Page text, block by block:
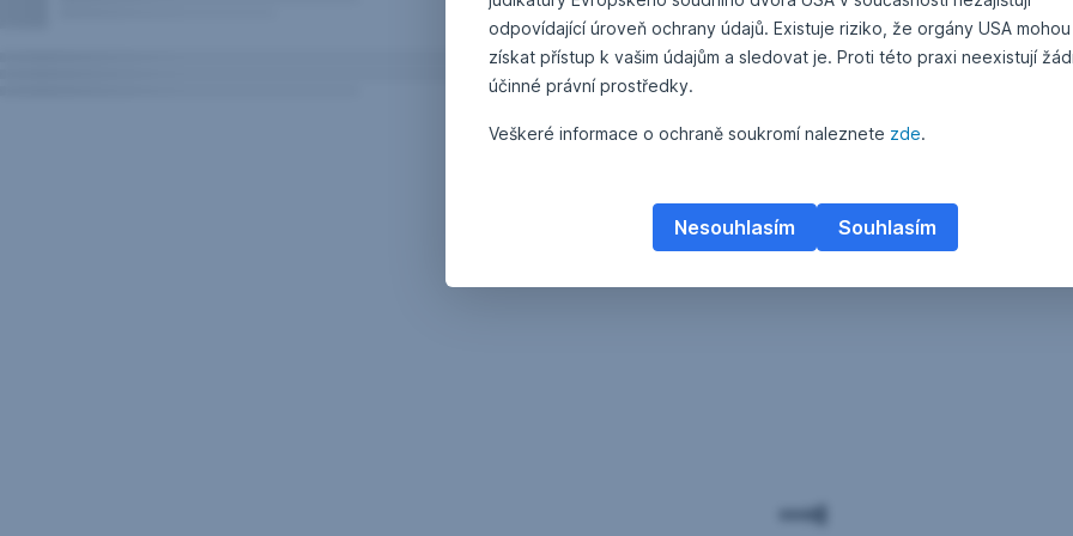
odpovídající úroveň ochrany údajů. Existuje riziko, že orgány USA mohou
získat přístup k vašim údajům a sledovat je. Proti této praxi neexistují
účinné právní prostředky.
Veškeré informace o ochraně soukromí naleznete zde.
Souhlasím
Nesouhlasím